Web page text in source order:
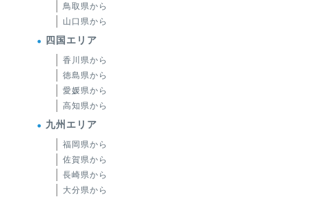
鳥取県から
山口県から
四国エリア
香川県から
徳島県から
愛媛県から
高知県から
九州エリア
福岡県から
佐賀県から
長崎県から
大分県から